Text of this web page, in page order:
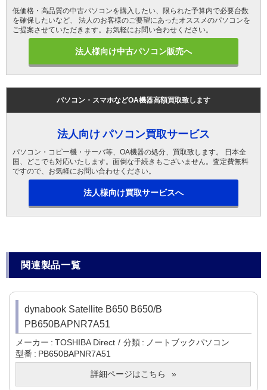
低価格・高品質の中古パソコンを購入したい、限られた予算内で必要台数
を確保したいなど、 法人のお客様のご要望にあったオススメのパソコンを
ご提案させていただきます。お気軽にお問い合わせください。
法人様向け中古パソコン販売へ
パソコン・スマホなどOA機器高額買取致します
法人向け パソコン買取サービス
パソコン・コピー機・サーバ等、OA機器の処分、買取致します。 日本全
国、どこでも対応いたします。面倒な手続きもございません。査定費無料
ですので、お気軽にお問い合わせください。
法人様向け買取サービスへ
関連製品一覧
dynabook Satellite B650 B650/B
PB650BAPNR7A51
メーカー TOSHIBA Direct 分類
ノートブックパソコン
型番
PB650BAPNR7A51
詳細ページはこちら